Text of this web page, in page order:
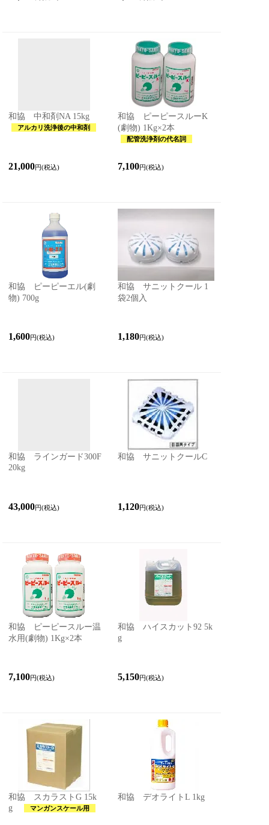
和協 中和剤NA 15kg
アルカリ洗浄後の中和剤
21,000円(税込)
和協 ピーピースルーK
(劇物) 1Kg×2本
配管洗浄剤の代名詞
7,100円(税込)
和協 ピーピーエル(劇
物) 700g
1,600円(税込)
和協 サニットクール 1
袋2個入
1,180円(税込)
和協 ラインガード300F
20kg
43,000円(税込)
和協 サニットクールC
1,120円(税込)
和協 ピーピースルー温
水用(劇物) 1Kg×2本
7,100円(税込)
和協 ハイスカット92 5k
g
5,150円(税込)
和協 スカラストG 15k
g
マンガンスケール用
和協 デオライトL 1kg